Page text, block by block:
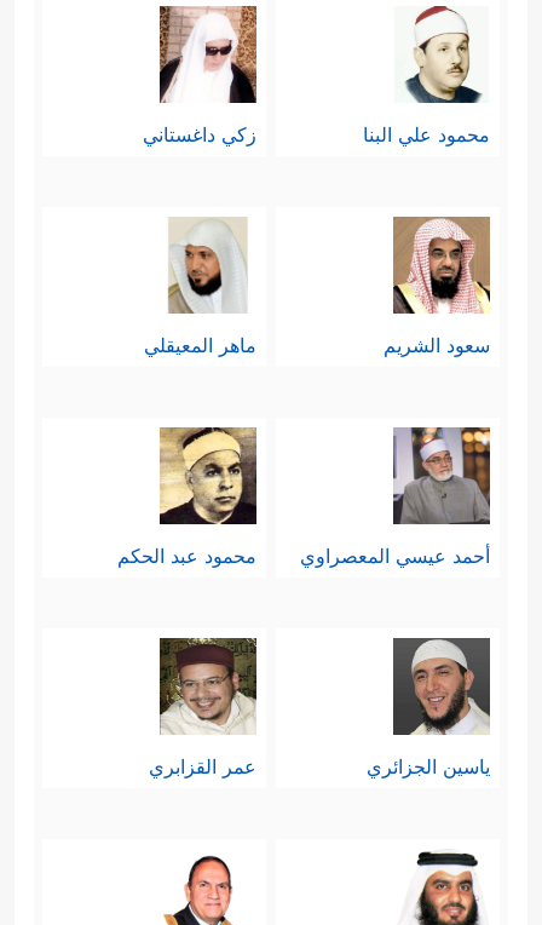
محمود علي البنا زكي داغستاني
سعود الشريم ماهر المعيقلي
أحمد عيسي المعصراوي محمود عبد الحكم
ياسين الجزائري عمر القزابري